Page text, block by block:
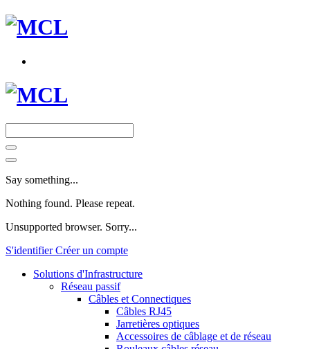
Say something...
Nothing found. Please repeat.
Unsupported browser. Sorry...
S'identifierCréer un compte
Solutions d'Infrastructure
Réseau passif
Câbles et Connectiques
Câbles RJ45
Jarretières optiques
Accessoires de câblage et de réseau